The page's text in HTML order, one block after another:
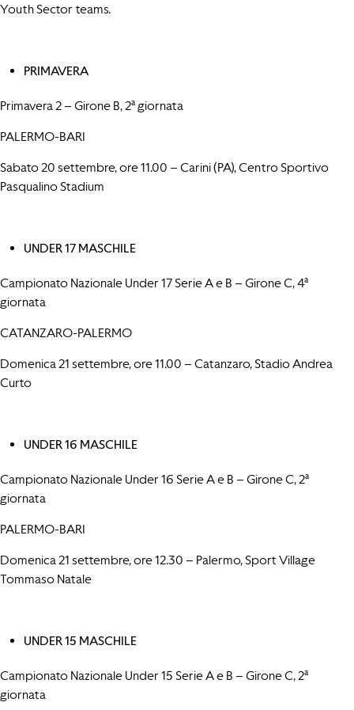
Youth Sector teams.
PRIMAVERA
Primavera 2 – Girone B, 2ª giornata
PALERMO-BARI
Sabato 20 settembre, ore 11.00 – Carini (PA), Centro Sportivo
Pasqualino Stadium
UNDER 17 MASCHILE
Campionato Nazionale Under 17 Serie A e B – Girone C, 4ª
giornata
CATANZARO-PALERMO
Domenica 21 settembre, ore 11.00 – Catanzaro, Stadio Andrea
Curto
UNDER 16 MASCHILE
Campionato Nazionale Under 16 Serie A e B – Girone C, 2ª
giornata
PALERMO-BARI
Domenica 21 settembre, ore 12.30 – Palermo, Sport Village
Tommaso Natale
UNDER 15 MASCHILE
Campionato Nazionale Under 15 Serie A e B – Girone C, 2ª
giornata